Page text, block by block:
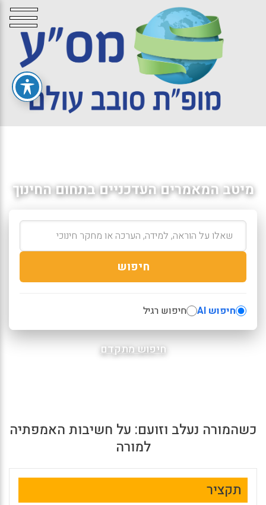
מיטב המאמרים העדכניים בתחום החינוך
חיפוש
חיפוש AI חיפוש רגיל
חיפוש מתקדם
כשהמורה נעלב וזועם: על חשיבות האמפתיה
למורה
תקציר